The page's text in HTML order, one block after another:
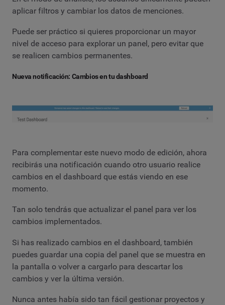
aplicar filtros y cambiar los datos de menciones.
Puede ser práctico si quieres proporcionar un mayor
nivel de acceso para explorar un panel, pero evitar que
se realicen cambios permanentes.
Nueva notificación: Cambios en tu dashboard
Para complementar este nuevo modo de edición, ahora
recibirás una notificación cuando otro usuario realice
cambios en el dashboard que estás viendo en ese
momento.
Tan solo tendrás que actualizar el panel para ver los
cambios implementados.
Si has realizado cambios en el dashboard, también
puedes guardar una copia del panel que se muestra en
la pantalla o volver a cargarlo para descartar los
cambios y ver la última versión.
Nunca antes había sido tan fácil gestionar proyectos y